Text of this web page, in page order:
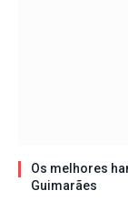
Os melhores
Guimarães